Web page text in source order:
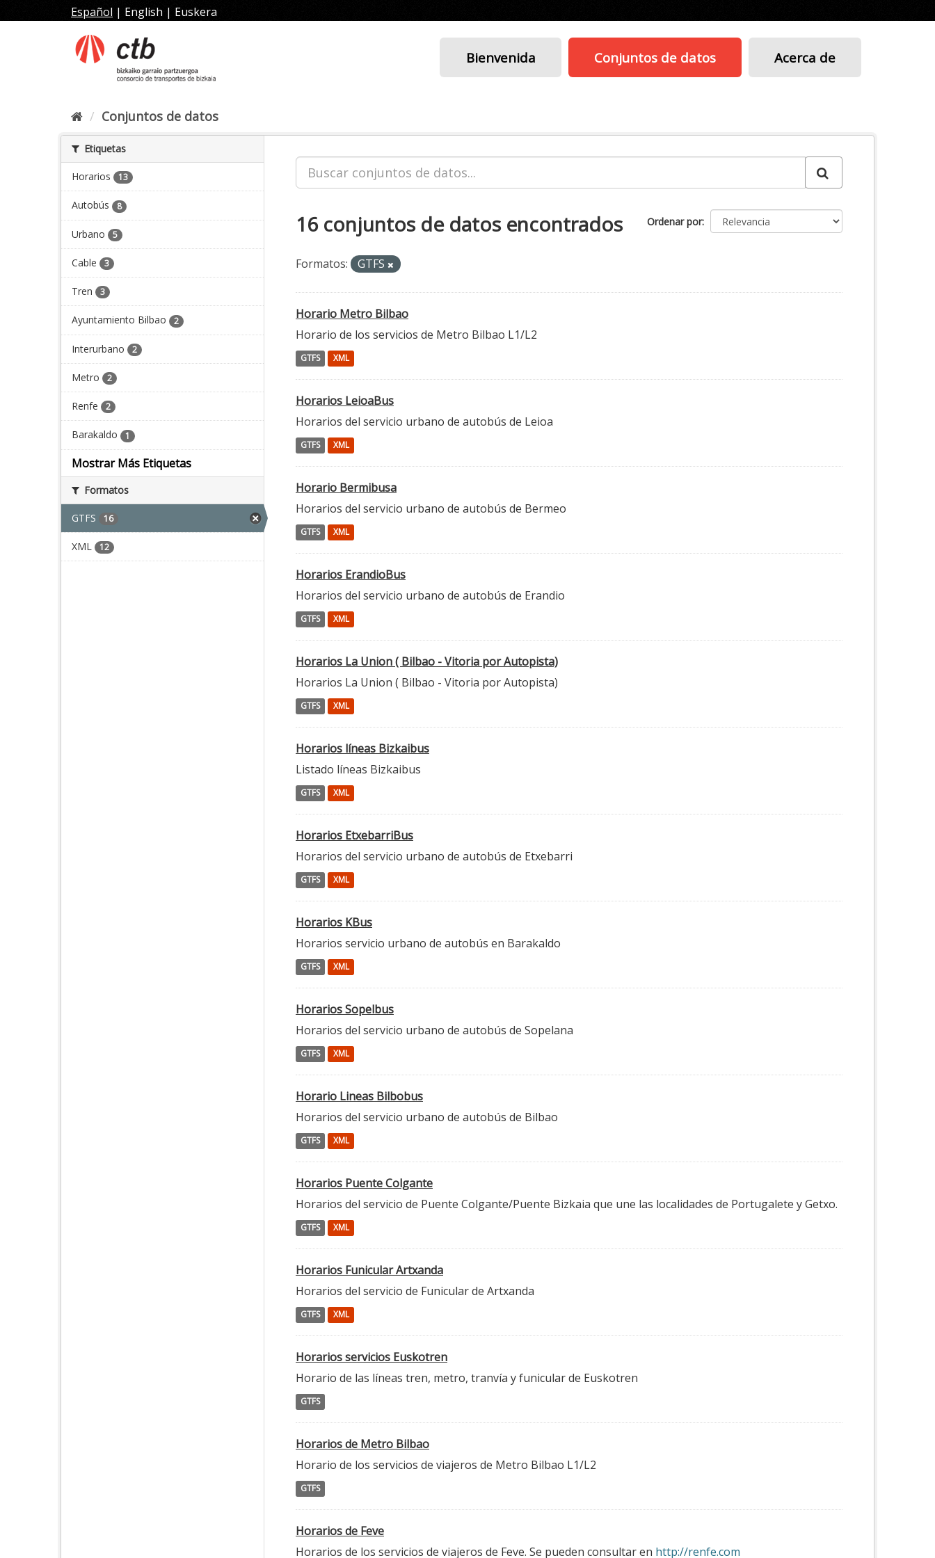
al
Español | English | Euskera
Bienvenida Conjuntos de datos Acerca de
Conjuntos de datos
Etiquetas
Horarios 13
Autobús 8
Urbano 5
Cable 3
Tren 3
Ayuntamiento Bilbao 2
Interurbano 2
Metro 2
Renfe 2
Barakaldo 1
Mostrar Más Etiquetas
Formatos
GTFS 16
XML 12
Ordenar por
16 conjuntos de datos encontrados
Formatos: GTFS
Horario Metro Bilbao
Horario de los servicios de Metro Bilbao L1/L2
GTFS XML
Horarios LeioaBus
Horarios del servicio urbano de autobús de Leioa
GTFS XML
Horario Bermibusa
Horarios del servicio urbano de autobús de Bermeo
GTFS XML
Horarios ErandioBus
Horarios del servicio urbano de autobús de Erandio
GTFS XML
Horarios La Union ( Bilbao - Vitoria por Autopista)
Horarios La Union ( Bilbao - Vitoria por Autopista)
GTFS XML
Horarios líneas Bizkaibus
Listado líneas Bizkaibus
GTFS XML
Horarios EtxebarriBus
Horarios del servicio urbano de autobús de Etxebarri
GTFS XML
Horarios KBus
Horarios servicio urbano de autobús en Barakaldo
GTFS XML
Horarios Sopelbus
Horarios del servicio urbano de autobús de Sopelana
GTFS XML
Horario Lineas Bilbobus
Horarios del servicio urbano de autobús de Bilbao
GTFS XML
Horarios Puente Colgante
Horarios del servicio de Puente Colgante/Puente Bizkaia que une las localidades de Portugalete y Getxo.
GTFS XML
Horarios Funicular Artxanda
Horarios del servicio de Funicular de Artxanda
GTFS XML
Horarios servicios Euskotren
Horario de las líneas tren, metro, tranvía y funicular de Euskotren
GTFS
Horarios de Metro Bilbao
Horario de los servicios de viajeros de Metro Bilbao L1/L2
GTFS
Horarios de Feve
Horarios de los servicios de viajeros de Feve. Se pueden consultar en http://renfe.com